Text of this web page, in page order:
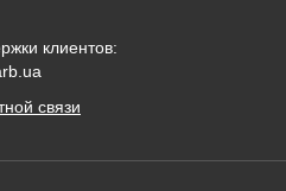
клиентов:
связи